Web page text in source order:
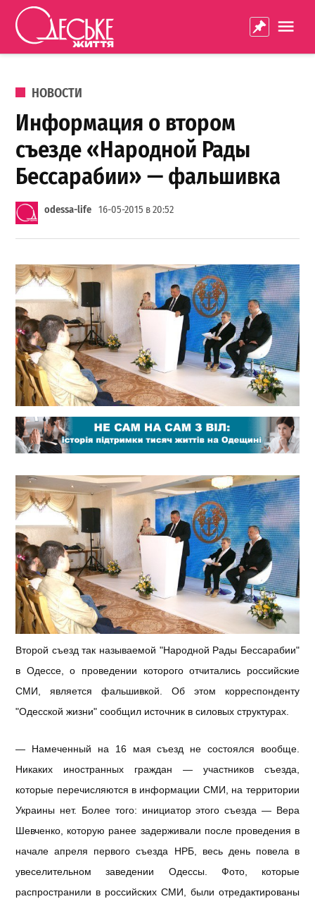
Перейти к содержанию
життя
ОПУБЛИКОВАНО В
НОВОСТИ
Информация о втором
съезде «Народной Рады
Бессарабии» — фальшивка
odessa-life 16-05-2015 в 20:52
Второй съезд так называемой "Народной Рады Бессарабии"
в Одессе, о проведении которого отчитались российские
СМИ, является фальшивкой. Об этом корреспонденту
"Одесской жизни" сообщил источник в силовых структурах.
— Намеченный на 16 мая съезд не состоялся вообще.
Никаких иностранных граждан — участников съезда,
которые перечисляются в информации СМИ, на территории
Украины нет. Более того: инициатор этого съезда — Вера
Шевченко, которую ранее задерживали после проведения в
начале апреля первого съезда НРБ, весь день повела в
увеселительном заведении Одессы. Фото, которые
распространили в российских СМИ, были отредактированы